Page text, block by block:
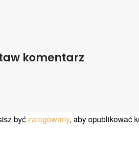
komentarz
byćzalogowany, aby opublikować